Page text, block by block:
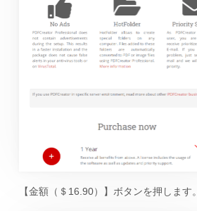
【金額（＄16.90）】ボタンを押します。